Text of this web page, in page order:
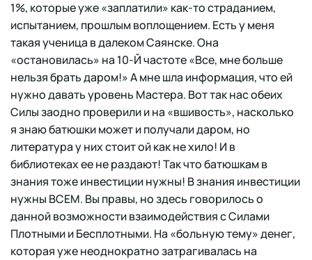
1%, которые уже «заплатили» как-то страданием,
испытанием, прошлым воплощением. Есть у меня
такая ученица в далеком Саянске. Она
«остановилась» на 10-Й частоте «Все, мне больше
нельзя брать даром!» А мне шла информация, что ей
нужно давать уровень Мастера. Вот так нас обеих
Силы заодно проверили и на «вшивость», насколько
я знаю батюшки может и получали даром, но
литература у них стоит ой как не хило! И в
библиотеках ее не раздают! Так что батюшкам в
знания тоже инвестиции нужны! В знания инвестиции
нужны ВСЕМ. Вы правы, но здесь говорилось о
данной возможности взаимодействия с Силами
Плотными и Бесплотными. На «больную тему» денег,
которая уже неоднократно затрагивалась на